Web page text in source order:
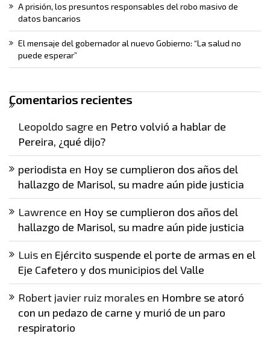
A prisión, los presuntos responsables del robo masivo de
datos bancarios
El mensaje del gobernador al nuevo Gobierno: “La salud no
puede esperar”
Comentarios recientes
Leopoldo sagre en Petro volvió a hablar de
Pereira, ¿qué dijo?
periodista en Hoy se cumplieron dos años del
hallazgo de Marisol, su madre aún pide justicia
Lawrence en Hoy se cumplieron dos años del
hallazgo de Marisol, su madre aún pide justicia
Luis en Ejército suspende el porte de armas en el
Eje Cafetero y dos municipios del Valle
Robert javier ruiz morales en Hombre se atoró
con un pedazo de carne y murió de un paro
respiratorio